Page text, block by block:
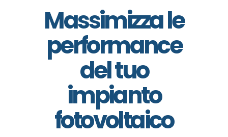
Massimizza le
performance
del tuo
impianto
fotovoltaico